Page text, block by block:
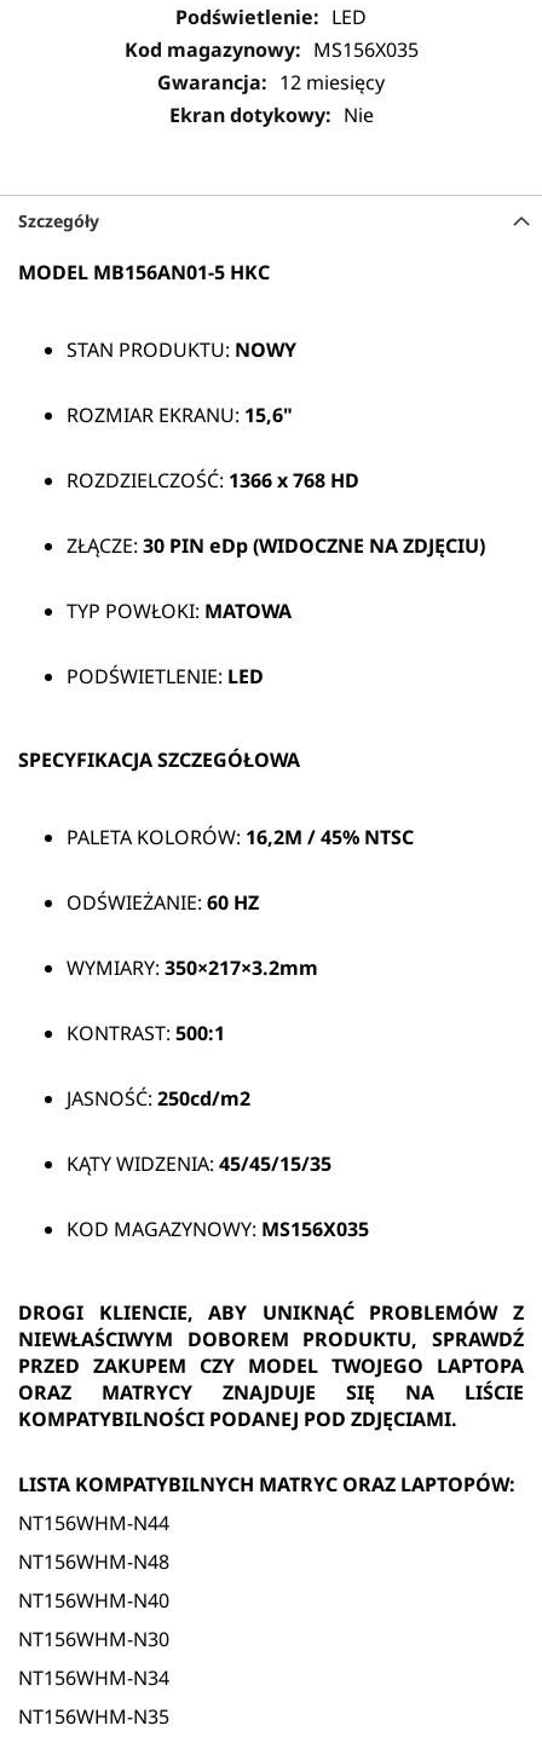
LED
MS156X035
12 miesięcy
Nie
Szczegóły
MODEL MB156AN01-5 HKC
STAN PRODUKTU: NOWY
ROZMIAR EKRANU: 15,6"
ROZDZIELCZOŚĆ: 1366 x 768 HD
ZŁĄCZE: 30 PIN eDp (WIDOCZNE NA ZDJĘCIU)
TYP POWŁOKI: MATOWA
PODŚWIETLENIE: LED
SPECYFIKACJA SZCZEGÓŁOWA
PALETA KOLORÓW: 16,2M / 45% NTSC
ODŚWIEŻANIE: 60 HZ
WYMIARY: 350×217×3.2mm
KONTRAST: 500:1
JASNOŚĆ: 250cd/m2
KĄTY WIDZENIA: 45/45/15/35
KOD MAGAZYNOWY: MS156X035
DROGI KLIENCIE, ABY UNIKNĄĆ PROBLEMÓW Z
NIEWŁAŚCIWYM DOBOREM PRODUKTU, SPRAWDŹ
PRZED ZAKUPEM CZY MODEL TWOJEGO LAPTOPA
ORAZ MATRYCY ZNAJDUJE SIĘ NA LIŚCIE
KOMPATYBILNOŚCI PODANEJ POD ZDJĘCIAMI.
LISTA KOMPATYBILNYCH MATRYC ORAZ LAPTOPÓW:
NT156WHM-N44
NT156WHM-N48
NT156WHM-N40
NT156WHM-N30
NT156WHM-N34
NT156WHM-N35